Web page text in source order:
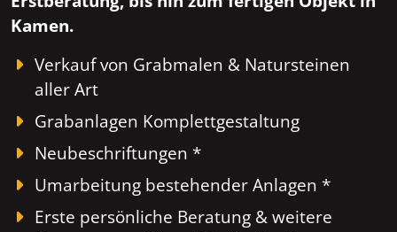
Kamen.
Verkauf von Grabmalen & Natursteinen
aller Art
Grabanlagen Komplettgestaltung
Neubeschriftungen *
Umarbeitung bestehender Anlagen *
Erste persönliche Beratung & weitere